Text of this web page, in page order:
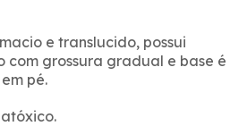
e translucido, possui
grossura gradual e base é
pé.